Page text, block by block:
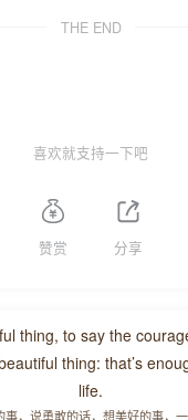
THE END
喜欢就支持一下吧
赞赏 分享
thing, to say the
thing: that’s
life.
事，说勇敢的话，想美好的事，